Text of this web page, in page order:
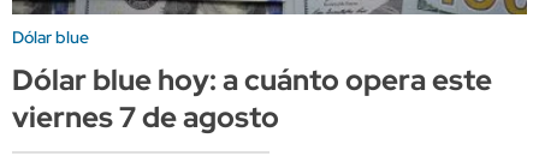
Dólar blue
Dólar blue hoy: a cuánto opera este
viernes 7 de agosto